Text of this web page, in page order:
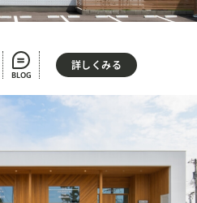
BLOG
詳しくみる